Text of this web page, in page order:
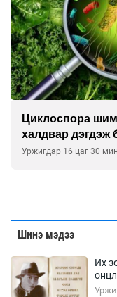
улсын
Уржигдар
Шинэ мэдээ
Их